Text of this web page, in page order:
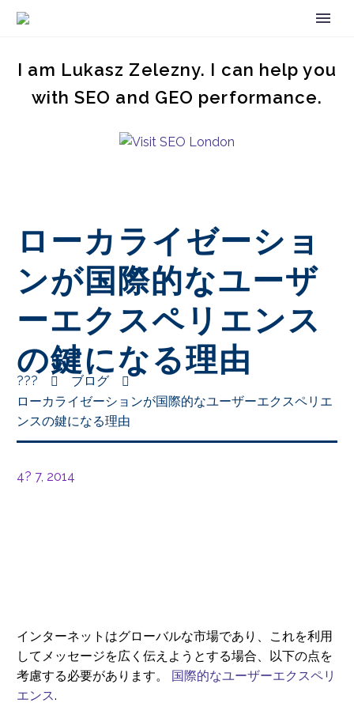
I am Lukasz Zelezny. I can help you
with SEO and GEO performance.
ローカライゼーショ
ンが国際的なユーザ
ーエクスペリエンス
の鍵になる理由
???
ブログ
ローカライゼーションが国際的なユーザーエクスペリエ
ンスの鍵になる理由
4? 7, 2014
インターネットはグローバルな市場であり、これを利用
してメッセージを広く伝えようとする場合、以下の点を
考慮する必要があります。 国際的なユーザーエクスペリ
エンス.